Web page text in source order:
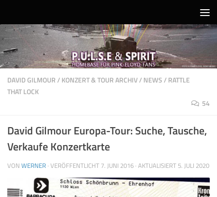
DAVID GILMOUR/KONZERT & TOUR ARCHIV/NEWS/RATTLE
THAT LOCK
54
David Gilmour Europa-Tour: Suche, Tausche,
Verkaufe Konzertkarte
VON WERNER · VERÖFFENTLICHT 7. JUNI 2016 · AKTUALISIERT 5. JULI 2020